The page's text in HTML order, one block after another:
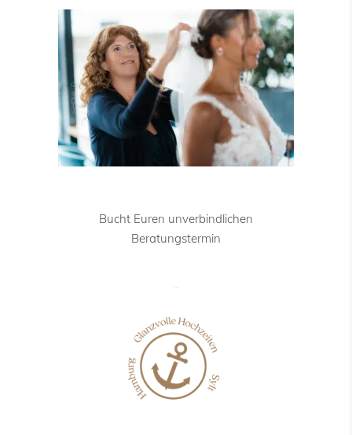
Bucht Euren unverbindlichen
Beratungstermin